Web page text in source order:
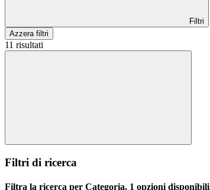
Filtri
Azzera filtri
11 risultati
Filtri di ricerca
Filtra la ricerca per Categoria, 1 opzioni disponibili